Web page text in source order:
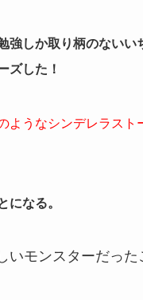
強しか取り柄のないい
ズした！
ようなシンデレラスト
になる。
いモンスターだった